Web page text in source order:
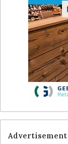
Advertisement